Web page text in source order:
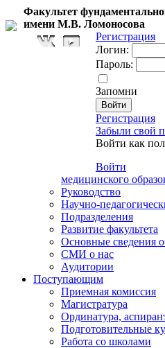
Факультет
имени М.В. Ломоносова
Регистрация
Логин:
Пароль:
Запомни
Регистрация
Забыли свой
Войти как
Войти
медицинского
Руководство
Научно-
Подразделения
Развитие факультета
Основные сведения
СМИ о нас
Аудитории
Поступающим
Приемная комиссия
Магистратура
Ординатура,
Подготовительные
Работа со школами